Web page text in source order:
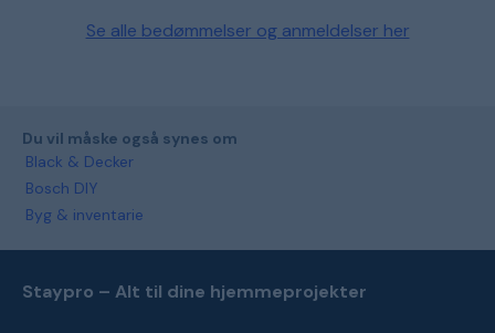
Se alle bedømmelser og anmeldelser her
Du vil måske også synes om
Black & Decker
Bosch DIY
Byg & inventarie
Staypro – Alt til dine hjemmeprojekter